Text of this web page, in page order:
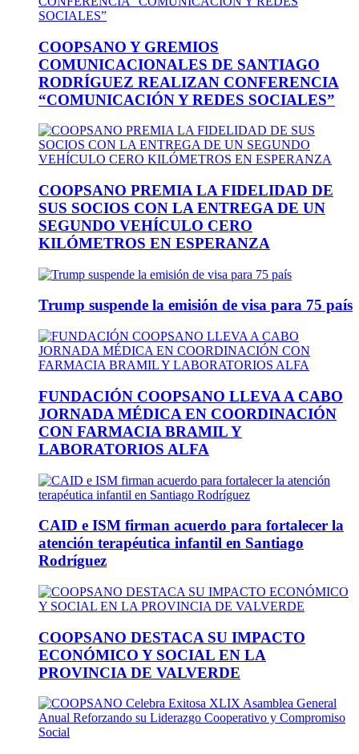
COOPSANO Y GREMIOS
COMUNICACIONALES DE SANTIAGO
RODRÍGUEZ REALIZAN CONFERENCIA
“COMUNICACIÓN Y REDES SOCIALES”
COOPSANO PREMIA LA FIDELIDAD DE
SUS SOCIOS CON LA ENTREGA DE UN
SEGUNDO VEHÍCULO CERO
KILÓMETROS EN ESPERANZA
Trump suspende la emisión de visa para 75 país
FUNDACIÓN COOPSANO LLEVA A CABO
JORNADA MÉDICA EN COORDINACIÓN
CON FARMACIA BRAMIL Y
LABORATORIOS ALFA
CAID e ISM firman acuerdo para fortalecer la
atención terapéutica infantil en Santiago
Rodríguez
COOPSANO DESTACA SU IMPACTO
ECONÓMICO Y SOCIAL EN LA
PROVINCIA DE VALVERDE